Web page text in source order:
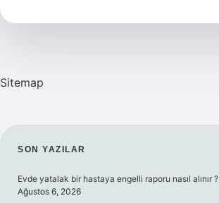
Sitemap
SIDEBAR
SON YAZILAR
Evde yatalak bir hastaya engelli raporu nasıl alınır ?
Ağustos 6, 2026